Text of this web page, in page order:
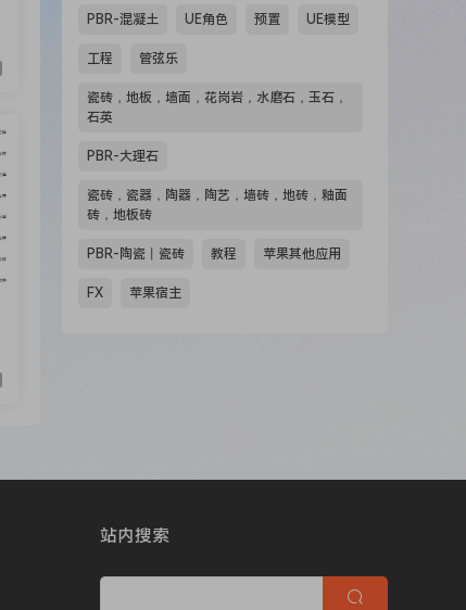
PBR-混凝土 UE角色 预置 UE模型
工程 管弦乐
瓷砖，地板，墙面，花岗岩，水磨石，玉石，
石英
PBR-大理石
瓷砖，瓷器，陶器，陶艺，墙砖，地砖，釉面
砖，地板砖
PBR-陶瓷丨瓷砖 教程 苹果其他应用
FX 苹果宿主
站内搜索